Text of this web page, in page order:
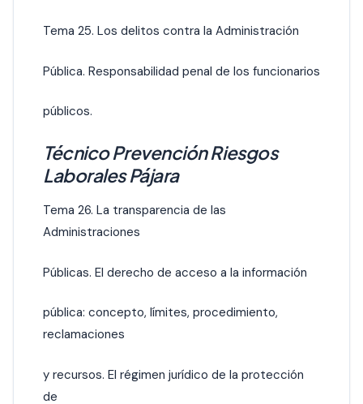
Tema 25. Los delitos contra la Administración
Pública. Responsabilidad penal de los funcionarios
públicos.
Técnico Prevención Riesgos
Laborales Pájara
Tema 26. La transparencia de las
Administraciones
Públicas. El derecho de acceso a la información
pública: concepto, límites, procedimiento,
reclamaciones
y recursos. El régimen jurídico de la protección
de